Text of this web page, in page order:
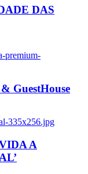
DAS
premium-
GuestHouse
335x256.jpg
A